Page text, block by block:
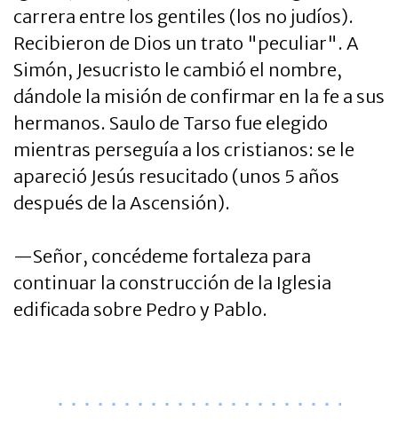
carrera entre los gentiles (los no judíos).
Recibieron de Dios un trato "peculiar". A
Simón, Jesucristo le cambió el nombre,
dándole la misión de confirmar en la fe a sus
hermanos. Saulo de Tarso fue elegido
mientras perseguía a los cristianos: se le
apareció Jesús resucitado (unos 5 años
después de la Ascensión).
—Señor, concédeme fortaleza para
continuar la construcción de la Iglesia
edificada sobre Pedro y Pablo.